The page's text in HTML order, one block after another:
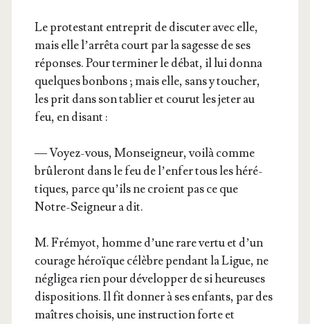
Le pro­tes­tant entre­prit de dis­cu­ter avec elle,
mais elle l’ar­rê­ta court par la sagesse de ses
réponses. Pour ter­mi­ner le débat, il lui don­na
quelques bon­bons ; mais elle, sans y tou­cher,
les prit dans son tablier et cou­rut les jeter au
feu, en disant :
— Voyez-vous, Mon­sei­gneur, voi­là comme
brû­le­ront dans le feu de l’en­fer tous les héré­
tiques, parce qu’ils ne croient pas ce que
Notre-Sei­gneur a dit.
M. Fré­myot, homme d’une rare ver­tu et d’un
cou­rage héroïque célèbre pen­dant la Ligue, ne
négli­gea rien pour déve­lop­per de si heu­reuses
dis­po­si­tions. Il fit don­ner à ses enfants, par des
maîtres choi­sis, une ins­truc­tion forte et